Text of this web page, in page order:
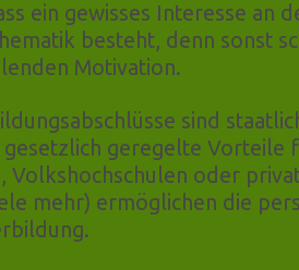
ein gewisses Interesse an
besteht, denn sonst
Motivation.
sind
geregelte Vorteile
Volkshochschulen oder
mehr) ermöglichen die